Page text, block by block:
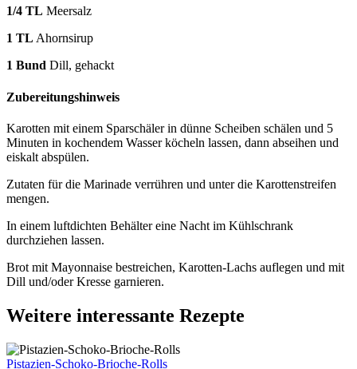
1/4 TL Meersalz
1 TL Ahornsirup
1 Bund Dill, gehackt
Zubereitungshinweis
Karotten mit einem Sparschäler in dünne Scheiben schälen und 5
Minuten in kochendem Wasser köcheln lassen, dann abseihen und
eiskalt abspülen.
Zutaten für die Marinade verrühren und unter die Karottenstreifen
mengen.
In einem luftdichten Behälter eine Nacht im Kühlschrank
durchziehen lassen.
Brot mit Mayonnaise bestreichen, Karotten-Lachs auflegen und mit
Dill und/oder Kresse garnieren.
Weitere interessante Rezepte
Pistazien-Schoko-Brioche-Rolls